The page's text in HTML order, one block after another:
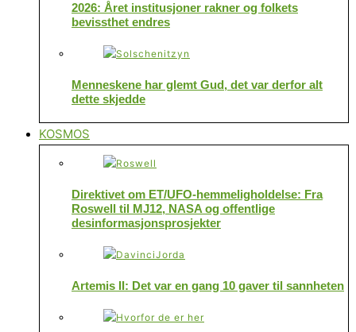
2026: Året institusjoner rakner og folkets
bevissthet endres
Menneskene har glemt Gud, det var derfor alt
dette skjedde
KOSMOS
Direktivet om ET/UFO-hemmeligholdelse: Fra
Roswell til MJ12, NASA og offentlige
desinformasjonsprosjekter
Artemis II: Det var en gang 10 gaver til sannheten